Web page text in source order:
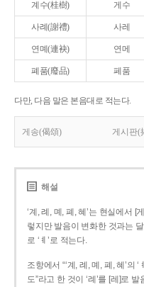
계수(桂樹) 게수
사례(謝禮) 사레
연몌(連袂) 연메
폐품(廢品) 페품
다만, 다음 말은 본음대로 적는다.
게송(偈頌) 게시판(
해설
‘계, 례, 몌, 폐, 혜’는 현실에서 [
렇지만 발음이 변화한 것과는
로 ‘ㅖ’로 적는다.
조항에서 “‘계, 례, 몌, 폐, 혜’의
도”라고 한 것이 ‘례’를 [레]로